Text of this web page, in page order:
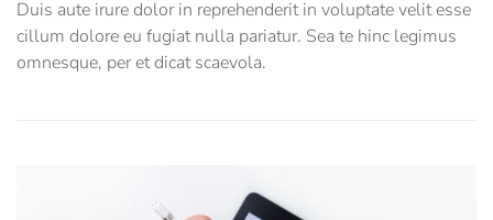
Duis aute irure dolor in reprehenderit in voluptate velit esse
cillum dolore eu fugiat nulla pariatur. Sea te hinc legimus
omnesque, per et dicat scaevola.